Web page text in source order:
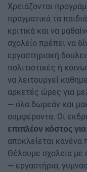
Χρειάζονται
πραγματικά τα
κριτικά και να
σχολείο πρέπει να
εργαστηριακή
πολιτιστικές ή
να λειτουργεί
αρκετές ώρες για
— όλα δωρεάν και
συμφέροντα. Οι
επιπλέον κόστος για
αποκλείεται κανένα
Θέλουμε σχολεία με
— εργαστήρια,